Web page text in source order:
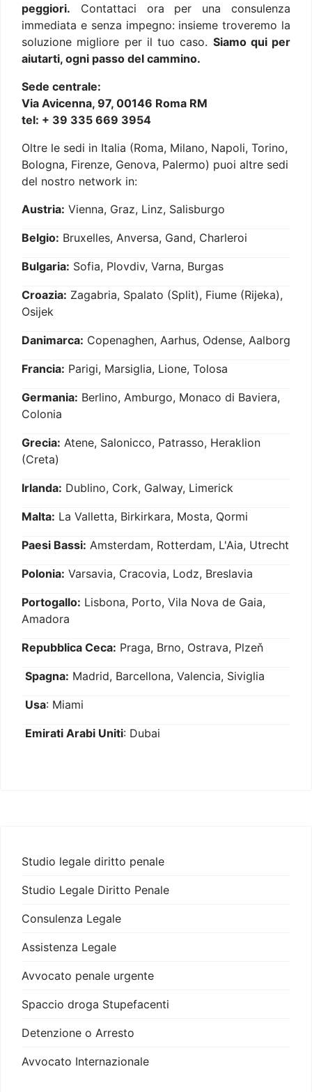
peggiori. Contattaci ora per una consulenza
immediata e senza impegno: insieme troveremo la
soluzione migliore per il tuo caso. Siamo qui per
aiutarti, ogni passo del cammino.
Sede centrale:
Via Avicenna, 97, 00146 Roma RM
tel: + 39 335 669 3954
Oltre le sedi in Italia (Roma, Milano, Napoli, Torino,
Bologna, Firenze, Genova, Palermo) puoi altre sedi
del nostro network in:
Austria: Vienna, Graz, Linz, Salisburgo
Belgio: Bruxelles, Anversa, Gand, Charleroi
Bulgaria: Sofia, Plovdiv, Varna, Burgas
Croazia: Zagabria, Spalato (Split), Fiume (Rijeka),
Osijek
Danimarca: Copenaghen, Aarhus, Odense, Aalborg
Francia: Parigi, Marsiglia, Lione, Tolosa
Germania: Berlino, Amburgo, Monaco di Baviera,
Colonia
Grecia: Atene, Salonicco, Patrasso, Heraklion
(Creta)
Irlanda: Dublino, Cork, Galway, Limerick
Malta: La Valletta, Birkirkara, Mosta, Qormi
Paesi Bassi: Amsterdam, Rotterdam, L'Aia, Utrecht
Polonia: Varsavia, Cracovia, Lodz, Breslavia
Portogallo: Lisbona, Porto, Vila Nova de Gaia,
Amadora
Repubblica Ceca: Praga, Brno, Ostrava, Plzeň
Spagna: Madrid, Barcellona, Valencia, Siviglia
Usa: Miami
Emirati Arabi Uniti: Dubai
Studio legale diritto penale
Studio Legale Diritto Penale
Consulenza Legale
Assistenza Legale
Avvocato penale urgente
Spaccio droga Stupefacenti
Detenzione o Arresto
Avvocato Internazionale